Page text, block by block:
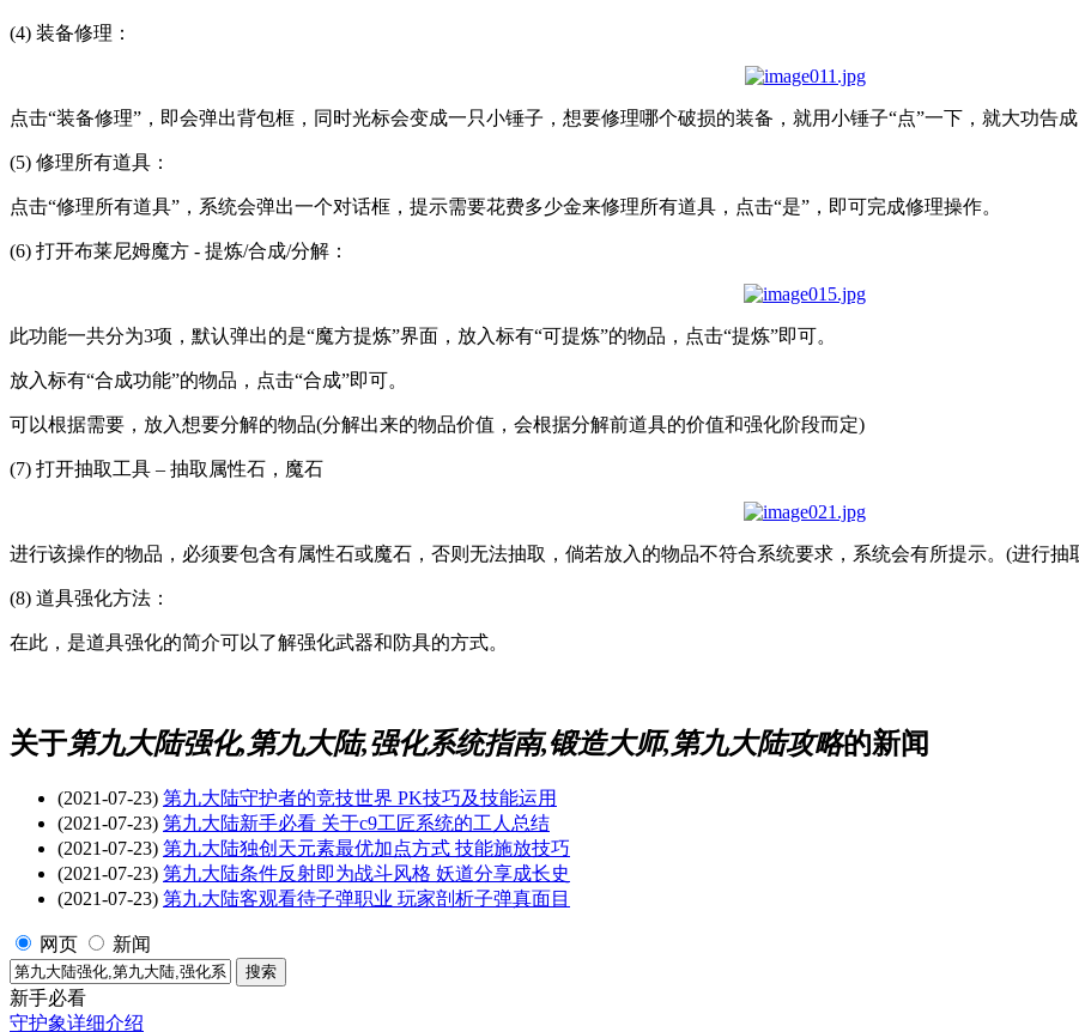
(4) 装备修理：
点击“装备修理”，即会弹出背包框，同时光标会变成一只小锤子，想要修理哪个破损的装备，就用小锤子“点”一下，就大功告成
(5) 修理所有道具：
点击“修理所有道具”，系统会弹出一个对话框，提示需要花费多少金来修理所有道具，点击“是”，即可完成修理操作。
(6) 打开布莱尼姆魔方 - 提炼/合成/分解：
此功能一共分为3项，默认弹出的是“魔方提炼”界面，放入标有“可提炼”的物品，点击“提炼”即可。
放入标有“合成功能”的物品，点击“合成”即可。
可以根据需要，放入想要分解的物品(分解出来的物品价值，会根据分解前道具的价值和强化阶段而定)
(7) 打开抽取工具 – 抽取属性石，魔石
进行该操作的物品，必须要包含有属性石或魔石，否则无法抽取，倘若放入的物品不符合系统要求，系统会有所提示。(进行抽
(8) 道具强化方法：
在此，是道具强化的简介可以了解强化武器和防具的方式。
关于第九大陆强化,第九大陆,强化系统指南,锻造大师,第九大陆攻略的新闻
(2021-07-23) 第九大陆守护者的竞技世界 PK技巧及技能运用
(2021-07-23) 第九大陆新手必看 关于c9工匠系统的工人总结
(2021-07-23) 第九大陆独创天元素最优加点方式 技能施放技巧
(2021-07-23) 第九大陆条件反射即为战斗风格 妖道分享成长史
(2021-07-23) 第九大陆客观看待子弹职业 玩家剖析子弹真面目
网页 新闻
新手必看
守护象详细介绍